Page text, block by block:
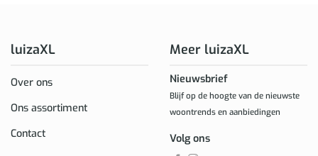
luizaXL
Over ons
Ons assortiment
Contact
Meer luizaXL
Nieuwsbrief
Blijf op de hoogte van de nieuwste
woontrends en aanbiedingen
Volg ons